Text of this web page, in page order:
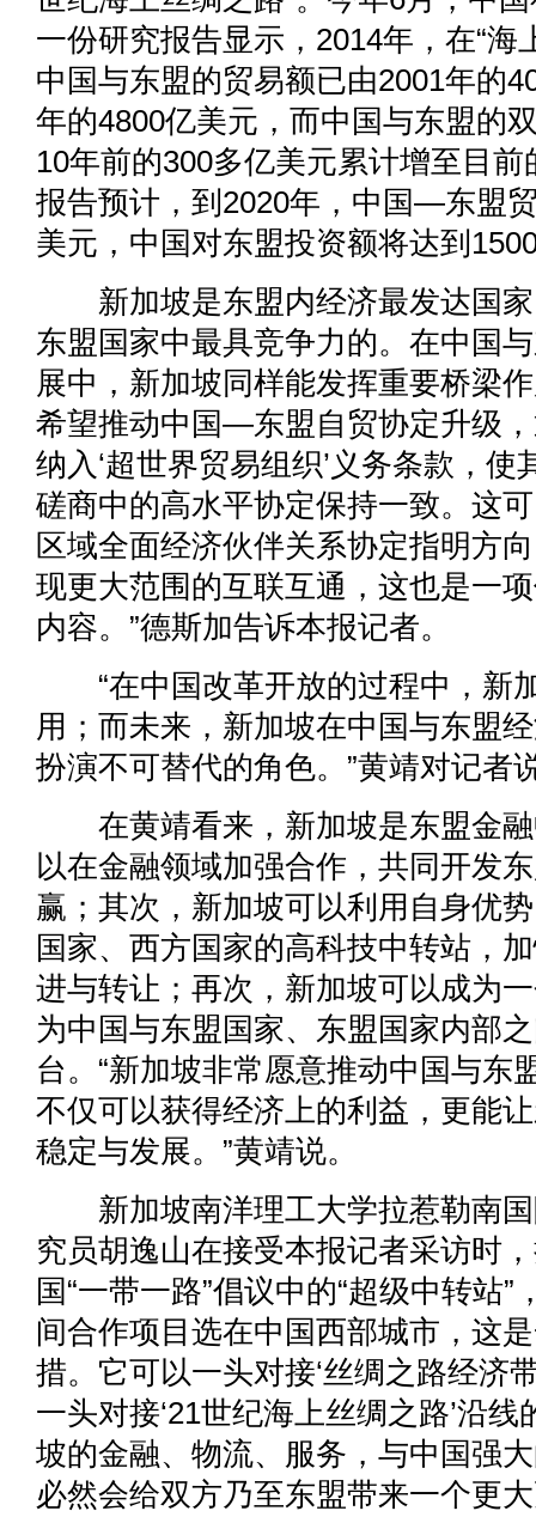
一份研究报告显示，2014年，在“海
中国与东盟的贸易额已由2001年的
年的4800亿美元，而中国与东盟的
10年前的300多亿美元累计增至目
报告预计，到2020年，中国—东盟
美元，中国对东盟投资额将达到
新加坡是东盟内经济最发达国家
东盟国家中最具竞争力的。在中国
展中，新加坡同样能发挥重要桥梁
希望推动中国—东盟自贸协定升级，
纳入‘超世界贸易组织’义务条款，使
磋商中的高水平协定保持一致。这
区域全面经济伙伴关系协定指明方
现更大范围的互联互通，这也是一
内容。”德斯加告诉本报记者。
“在中国改革开放的过程中，新
用；而未来，新加坡在中国与东盟
扮演不可替代的角色。”黄靖对记者
在黄靖看来，新加坡是东盟金融
以在金融领域加强合作，共同开发
赢；其次，新加坡可以利用自身优
国家、西方国家的高科技中转站，
进与转让；再次，新加坡可以成为
为中国与东盟国家、东盟国家内部
台。“新加坡非常愿意推动中国与东
不仅可以获得经济上的利益，更能
稳定与发展。”黄靖说。
新加坡南洋理工大学拉惹勒南国
究员胡逸山在接受本报记者采访时
国“一带一路”倡议中的“超级中转站”
间合作项目选在中国西部城市，这
措。它可以一头对接‘丝绸之路经济
一头对接‘21世纪海上丝绸之路’沿
坡的金融、物流、服务，与中国强
必然会给双方乃至东盟带来一个更